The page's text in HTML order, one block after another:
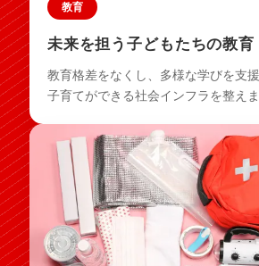
教育
未来を担う子どもたちの教育
教育格差をなくし、多様な学びを支
子育てができる社会インフラを整えま